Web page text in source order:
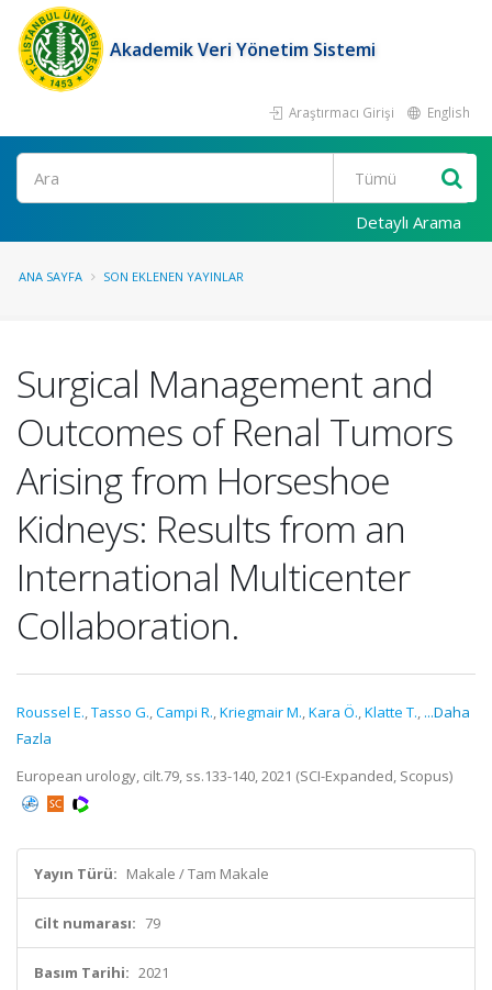
Akademik Veri Yönetim Sistemi
Araştırmacı Girişi English
Ara
Detaylı Arama
ANA SAYFA SON EKLENEN YAYINLAR
Surgical Management and
Outcomes of Renal Tumors
Arising from Horseshoe
Kidneys: Results from an
International Multicenter
Collaboration.
Roussel E.,Tasso G.,Campi R.,Kriegmair M.,Kara Ö.,Klatte T., ...Daha
Fazla
European urology, cilt.79, ss.133-140, 2021 (SCI-Expanded, Scopus)
Yayın Türü: Makale / Tam Makale
Cilt numarası: 79
Basım Tarihi: 2021